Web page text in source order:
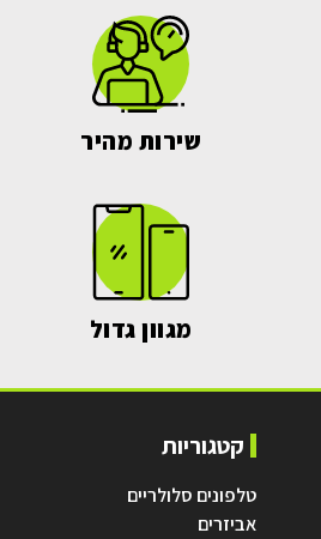
שירות מהיר
מגוון גדול
קטגוריות
טלפונים סלולריים
אביזרים